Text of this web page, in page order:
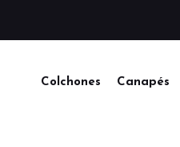
Colchones Canapés